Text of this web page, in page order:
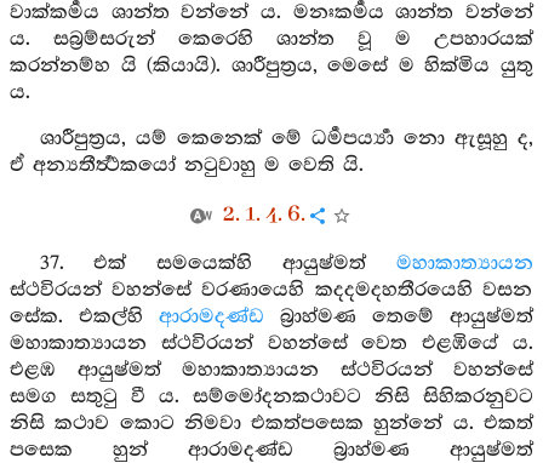
වාක්කර්‍මය ශාන්ත වන්නේ ය. මනඃකර්‍මය ශාන්ත වන්නේ
ය. සබ්‍රම්සරුන් කෙරෙහි ශාන්ත වූ ම උපහාරයක්
කරන්නම්හ යි (කියායි). ශාරීපුත්‍රය, මෙසේ ම හික්මිය යුතු
ය.
ශාරීපුත්‍රය, යම් කෙනෙක් මේ ධර්‍මපර්‍ය්‍යා නො ඇසූහු ද,
ඒ අන්‍යතීර්‍ත්‍ථකයෝ නටුවාහු ම වෙති යි.
2. 1. 4. 6.
37. එක් සමයෙක්හි ආයුෂ්මත් මහාකාත්‍යායන
ස්ථවිරයන් වහන්සේ වරණායෙහි කදදමදහතීරයෙහි වසන
සේක. එකල්හි ආරාමදණ්ඩ බ්‍රාහ්මණ තෙමේ ආයුෂ්මත්
මහාකාත්‍යායන ස්ථවිරයන් වහන්සේ වෙත එළඹියේ ය.
එළඹ ආයුෂ්මත් මහාකාත්‍යායන ස්ථවිරයන් වහන්සේ
සමග සතුටු වී ය. සම්මෝදනකථාවට නිසි සිහිකරනුවට
නිසි කථාව කොට නිමවා එකත්පසෙක හුන්නේ ය. එකත්
පසෙක හුන් ආරාමදණ්ඩ බ්‍රාහ්මණ ආයුෂ්මත්